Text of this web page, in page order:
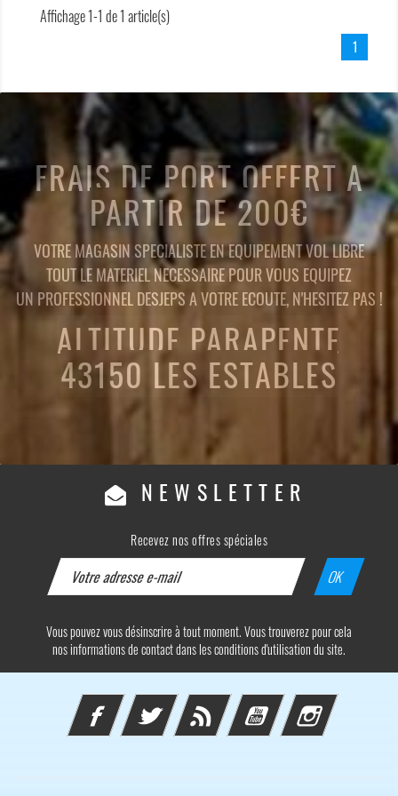
Affichage 1-1 de 1 article(s)
1
FRAIS DE PORT OFFERT A
PARTIR DE 200€
VOTRE MAGASIN SPECIALISTE EN EQUIPEMENT VOL LIBRE
TOUT LE MATERIEL NECESSAIRE POUR VOUS EQUIPEZ
UN PROFESSIONNEL DESJEPS A VOTRE ECOUTE, N'HESITEZ PAS !
ALTITUDE PARAPENTE
43150 LES ESTABLES
NEWSLETTER
Recevez nos offres spéciales
Vous pouvez vous désinscrire à tout moment. Vous trouverez pour cela
nos informations de contact dans les conditions d'utilisation du site.
FacebookTwitter Rss YouTube Instagram